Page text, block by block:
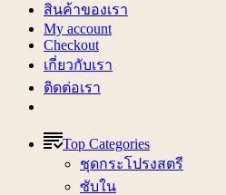
สินค้าของเรา
My account
Checkout
เกี่ยวกับเรา
ติดต่อเรา
Top Categories
ชุดกระโปรงสตรี
ซับใน